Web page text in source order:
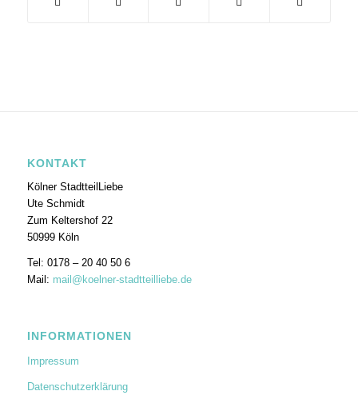
KONTAKT
Kölner StadtteilLiebe
Ute Schmidt
Zum Keltershof 22
50999 Köln
Tel: 0178 – 20 40 50 6
Mail: mail@koelner-stadtteilliebe.de
INFORMATIONEN
Impressum
Datenschutzerklärung